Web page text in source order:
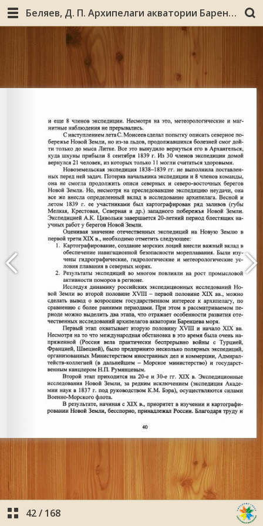
Беляев, Д. П. Архипелаги акватории Баренцева моря: история освоения и изучения (вторая половина XIX – первая треть XX вв.) / Д. П. Беляев ; М-во образования и науки Рос. Федерации, Мурм. гос. пед. ун-т. - Мурманск : МГПУ, 2010. - 163 с. : ил., портр., табл., карты.
42/ 168